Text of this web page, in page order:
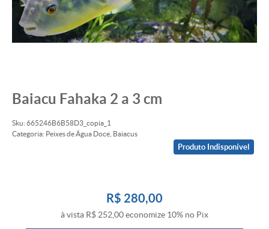
Baiacu Fahaka 2 a 3 cm
Sku: 665246B6B58D3_copia_1
Categoria: Peixes de Água Doce Baiacus
Produto Indisponível
R$ 280,00
à vista R$ 252,00economize 10% no Pix